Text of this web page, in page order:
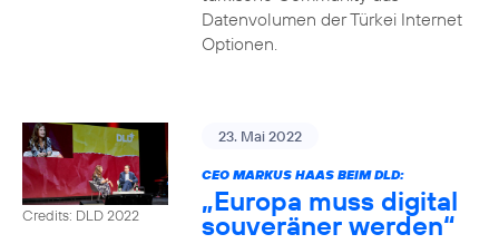
Datenvolumen der Türkei Internet
Optionen.
Credits: DLD 2022
23. Mai 2022
CEO MARKUS HAAS BEIM DLD:
„Europa muss digital
souveräner werden“